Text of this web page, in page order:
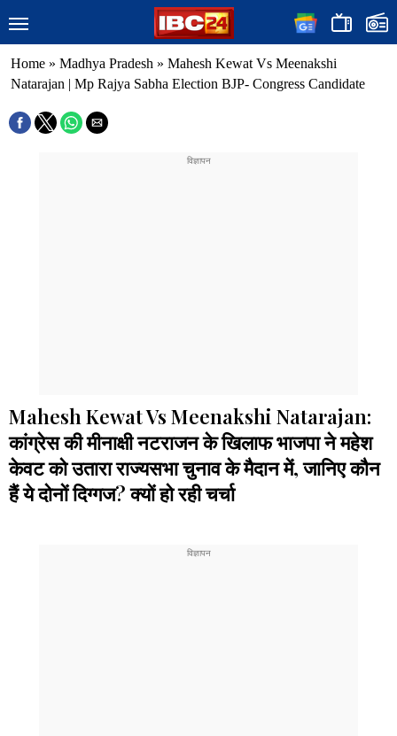
Home » Madhya Pradesh » Mahesh Kewat Vs Meenakshi
Natarajan | Mp Rajya Sabha Election BJP- Congress Candidate
Mahesh Kewat Vs Meenakshi Natarajan:
कांग्रेस की मीनाक्षी नटराजन के खिलाफ भाजपा ने महेश
केवट को उतारा राज्यसभा चुनाव के मैदान में, जानिए कौन
हैं ये दोनों दिग्गज? क्यों हो रही चर्चा